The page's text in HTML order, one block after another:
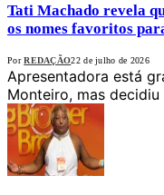
Tati Machado revela
os nomes favoritos
Por REDAÇÃO22 de julho de 2026
Apresentadora está
Monteiro, mas